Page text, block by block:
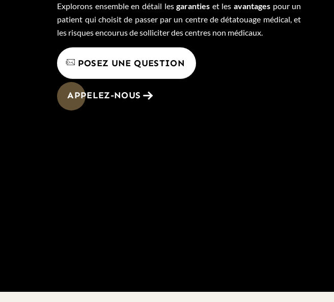
Explorons ensemble en détail lesgaranties et les avantagespour un
patient qui choisit de passer par un centre de détatouage médical, et
les risques encourus de solliciter des centres non médicaux.
POSEZ UNE QUESTION
APPELEZ-NOUS